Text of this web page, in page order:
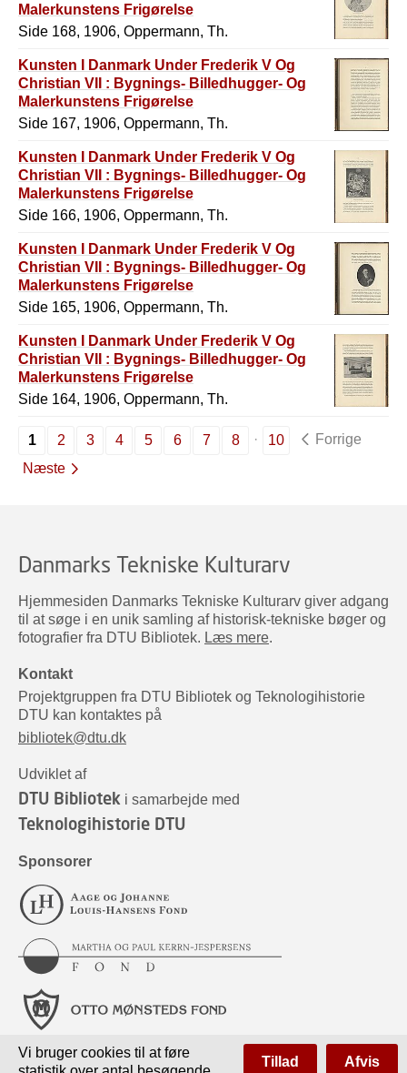
Malerkunstens Frigørelse
Side 168, 1906, Oppermann, Th.
Kunsten I Danmark Under Frederik V Og
Christian VII : Bygnings- Billedhugger- Og
Malerkunstens Frigørelse
Side 167, 1906, Oppermann, Th.
Kunsten I Danmark Under Frederik V Og
Christian VII : Bygnings- Billedhugger- Og
Malerkunstens Frigørelse
Side 166, 1906, Oppermann, Th.
Kunsten I Danmark Under Frederik V Og
Christian VII : Bygnings- Billedhugger- Og
Malerkunstens Frigørelse
Side 165, 1906, Oppermann, Th.
Kunsten I Danmark Under Frederik V Og
Christian VII : Bygnings- Billedhugger- Og
Malerkunstens Frigørelse
Side 164, 1906, Oppermann, Th.
1 2 3 4 5 6 7 8 10
Forrige
Næste
Danmarks Tekniske Kulturarv
Hjemmesiden Danmarks Tekniske Kulturarv giver adgang
til at søge i en unik samling af historisk-tekniske bøger og
fotografier fra DTU Bibliotek. Læs mere.
Kontakt
Projektgruppen fra DTU Bibliotek og Teknologihistorie
DTU kan kontaktes på
bibliotek@dtu.dk
Udviklet af
DTU Bibliotek i samarbejde med
Teknologihistorie DTU
Sponsorer
Vi bruger cookies til at føre
Tillad Afvis